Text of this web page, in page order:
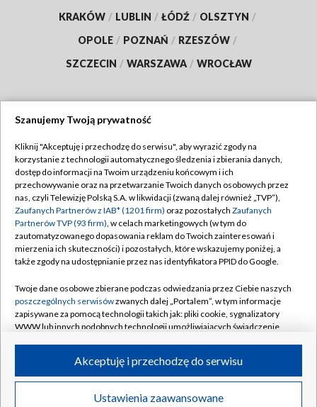
KRAKÓW / LUBLIN / ŁÓDŹ / OLSZTYN /
OPOLE / POZNAŃ / RZESZÓW /
SZCZECIN / WARSZAWA / WROCŁAW
TVP
Abonament TVP
Emisja w TVP
Centrum informacji TVP
Naziemna Telewizja Cyfrowa
Rada Programowa
System NOS
Informacje o nadawcy
Program dla prasy
Regulamin TVP
Polityka prywatności
Moje zgody
Pomoc
Kontakt
Kanały
©2026 Telewizja Polska S.A. w likwidacji
Szanujemy Twoją prywatność
Kliknij "Akceptuję i przechodzę do serwisu", aby wyrazić zgody na
korzystanie z technologii automatycznego śledzenia i zbierania danych,
dostęp do informacji na Twoim urządzeniu końcowym i ich
przechowywanie oraz na przetwarzanie Twoich danych osobowych przez
nas, czyli Telewizję Polską S.A. w likwidacji (zwaną dalej również „TVP”),
Zaufanych Partnerów z IAB* (1201 firm) oraz pozostałych Zaufanych
Partnerów TVP (93 firm), w celach marketingowych (w tym do
zautomatyzowanego dopasowania reklam do Twoich zainteresowań i
mierzenia ich skuteczności) i pozostałych, które wskazujemy poniżej, a
także zgody na udostępnianie przez nas identyfikatora PPID do Google.
Twoje dane osobowe zbierane podczas odwiedzania przez Ciebie naszych
poszczególnych serwisówzwanych dalej „Portalem”, w tym informacje
zapisywane za pomocą technologii takich jak: pliki cookie, sygnalizatory
WWW lub innych podobnych technologii umożliwiających świadczenie
ruchu w Internecie.
Twoje dane osobowe zbierane podczas odwiedzania przez Ciebie
poszczególnych serwisówna Portalu, takie jak adresy IP, identyfikatory
Ustawienia zaawansowane
Akceptuję i przechodzę do serwisu